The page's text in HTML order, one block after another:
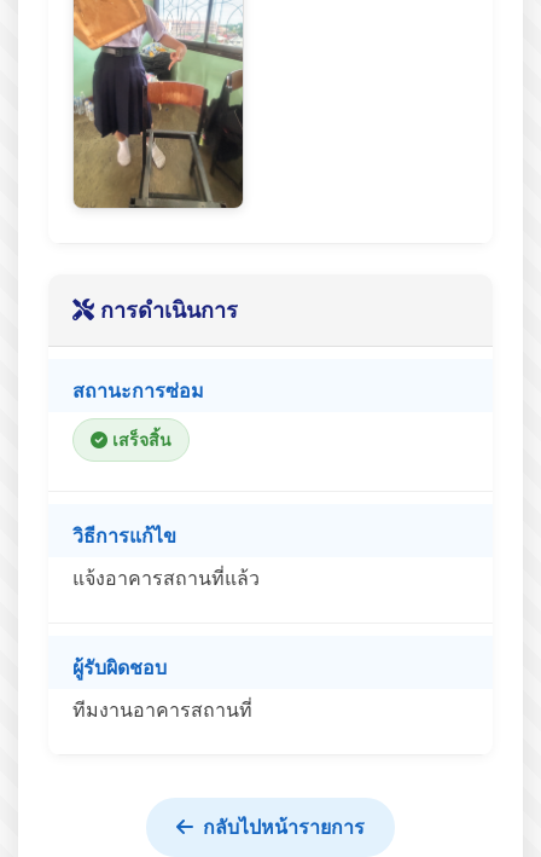
การดำเนินการ
สถานะการซ่อม
เสร็จสิ้น
วิธีการแก้ไข
แจ้งอาคารสถานที่แล้ว
ผู้รับผิดชอบ
ทีมงานอาคารสถานที่
กลับไปหน้ารายการ